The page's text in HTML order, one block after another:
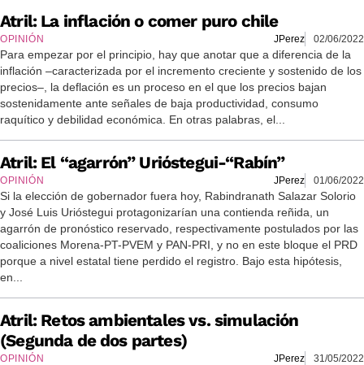
Atril: La inflación o comer puro chile
OPINIÓN JPerez 02/06/2022
Para empezar por el principio, hay que anotar que a diferencia de la
inflación –caracterizada por el incremento creciente y sostenido de los
precios–, la deflación es un proceso en el que los precios bajan
sostenidamente ante señales de baja productividad, consumo
raquítico y debilidad económica. En otras palabras, el...
Atril: El “agarrón” Urióstegui-“Rabín”
OPINIÓN JPerez 01/06/2022
Si la elección de gobernador fuera hoy, Rabindranath Salazar Solorio
y José Luis Urióstegui protagonizarían una contienda reñida, un
agarrón de pronóstico reservado, respectivamente postulados por las
coaliciones Morena-PT-PVEM y PAN-PRI, y no en este bloque el PRD
porque a nivel estatal tiene perdido el registro. Bajo esta hipótesis,
en...
Atril: Retos ambientales vs. simulación
(Segunda de dos partes)
OPINIÓN JPerez 31/05/2022